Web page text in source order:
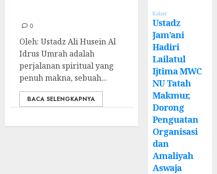
0
Oleh: Ustadz Ali Husein Al
Idrus Umrah adalah
perjalanan spiritual yang
penuh makna, sebuah...
BACA SELENGKAPNYA
Kabar
Ustadz
Jam’ani
Hadiri
Lailatul
Ijtima MWC
NU Tatah
Makmur,
Dorong
Penguatan
Organisasi
dan
Amaliyah
Aswaja